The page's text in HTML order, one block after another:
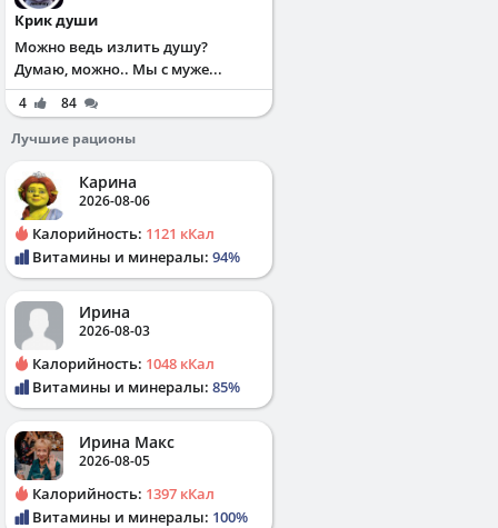
Крик души
Можно ведь излить душу?
Думаю, можно.. Мы с муже...
4
84
Лучшие рационы
Карина
2026-08-06
Калорийность: 1121 кКал
Витамины и минералы: 94%
Ирина
2026-08-03
Калорийность: 1048 кКал
Витамины и минералы: 85%
Ирина Макс
2026-08-05
Калорийность: 1397 кКал
Витамины и минералы: 100%